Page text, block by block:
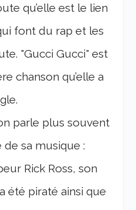
qu’elle est le lien
font du rap et les
"Gucci Gucci" est
chanson qu’elle a
parle plus souvent
sa musique :
Rick Ross, son
été piraté ainsi que